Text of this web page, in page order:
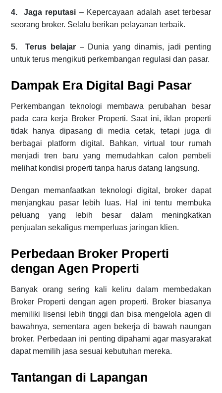
4. Jaga reputasi – Kepercayaan adalah aset terbesar
seorang broker. Selalu berikan pelayanan terbaik.
5. Terus belajar– Dunia yang dinamis, jadi penting
untuk terus mengikuti perkembangan regulasi dan pasar.
Dampak Era Digital Bagi Pasar
Perkembangan teknologi membawa perubahan besar
pada cara kerja Broker Properti. Saat ini, iklan properti
tidak hanya dipasang di media cetak, tetapi juga di
berbagai platform digital. Bahkan, virtual tour rumah
menjadi tren baru yang memudahkan calon pembeli
melihat kondisi properti tanpa harus datang langsung.
Dengan memanfaatkan teknologi digital, broker dapat
menjangkau pasar lebih luas. Hal ini tentu membuka
peluang yang lebih besar dalam meningkatkan
penjualan sekaligus memperluas jaringan klien.
Perbedaan Broker Properti
dengan Agen Properti
Banyak orang sering kali keliru dalam membedakan
Broker Properti dengan agen properti. Broker biasanya
memiliki lisensi lebih tinggi dan bisa mengelola agen di
bawahnya, sementara agen bekerja di bawah naungan
broker. Perbedaan ini penting dipahami agar masyarakat
dapat memilih jasa sesuai kebutuhan mereka.
Tantangan di Lapangan